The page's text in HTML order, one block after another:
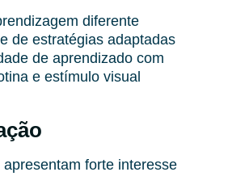
diferente
de estratégias adaptadas
de aprendizado com
e estímulo visual
apresentam forte interesse